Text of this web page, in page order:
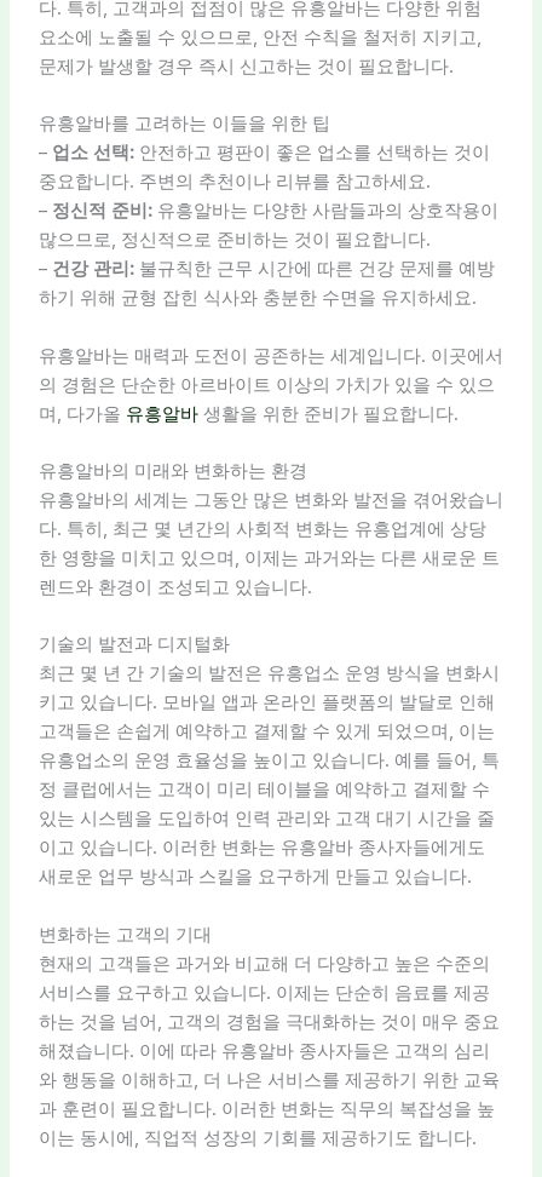
다. 특히, 고객과의 접점이 많은 유흥알바는 다양한 위험
요소에 노출될 수 있으므로, 안전 수칙을 철저히 지키고,
문제가 발생할 경우 즉시 신고하는 것이 필요합니다.
유흥알바를 고려하는 이들을 위한 팁
– 업소 선택:안전하고 평판이 좋은 업소를 선택하는 것이
중요합니다. 주변의 추천이나 리뷰를 참고하세요.
– 정신적 준비:유흥알바는 다양한 사람들과의 상호작용이
많으므로, 정신적으로 준비하는 것이 필요합니다.
– 건강 관리:불규칙한 근무 시간에 따른 건강 문제를 예방
하기 위해 균형 잡힌 식사와 충분한 수면을 유지하세요.
유흥알바는 매력과 도전이 공존하는 세계입니다. 이곳에서
의 경험은 단순한 아르바이트 이상의 가치가 있을 수 있으
며, 다가올 유흥알바생활을 위한 준비가 필요합니다.
유흥알바의 미래와 변화하는 환경
유흥알바의 세계는 그동안 많은 변화와 발전을 겪어왔습니
다. 특히, 최근 몇 년간의 사회적 변화는 유흥업계에 상당
한 영향을 미치고 있으며, 이제는 과거와는 다른 새로운 트
렌드와 환경이 조성되고 있습니다.
기술의 발전과 디지털화
최근 몇 년 간 기술의 발전은 유흥업소 운영 방식을 변화시
키고 있습니다. 모바일 앱과 온라인 플랫폼의 발달로 인해
고객들은 손쉽게 예약하고 결제할 수 있게 되었으며, 이는
유흥업소의 운영 효율성을 높이고 있습니다. 예를 들어, 특
정 클럽에서는 고객이 미리 테이블을 예약하고 결제할 수
있는 시스템을 도입하여 인력 관리와 고객 대기 시간을 줄
이고 있습니다. 이러한 변화는 유흥알바 종사자들에게도
새로운 업무 방식과 스킬을 요구하게 만들고 있습니다.
변화하는 고객의 기대
현재의 고객들은 과거와 비교해 더 다양하고 높은 수준의
서비스를 요구하고 있습니다. 이제는 단순히 음료를 제공
하는 것을 넘어, 고객의 경험을 극대화하는 것이 매우 중요
해졌습니다. 이에 따라 유흥알바 종사자들은 고객의 심리
와 행동을 이해하고, 더 나은 서비스를 제공하기 위한 교육
과 훈련이 필요합니다. 이러한 변화는 직무의 복잡성을 높
이는 동시에, 직업적 성장의 기회를 제공하기도 합니다.